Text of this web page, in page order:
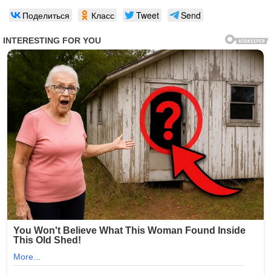
Поделиться Класс Tweet Send